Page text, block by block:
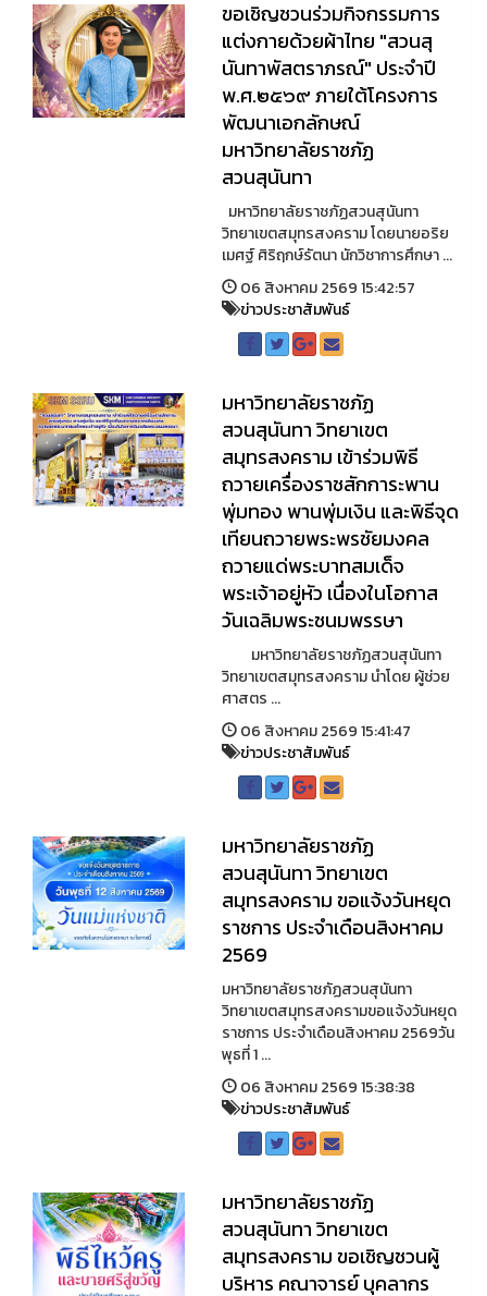
ขอเชิญชวนร่วมกิจกรรมการ
แต่งกายด้วยผ้าไทย "สวนสุ
นันทาพัสตราภรณ์" ประจำปี
พ.ศ.๒๕๖๙ ภายใต้โครงการ
พัฒนาเอกลักษณ์
มหาวิทยาลัยราชภัฏ
สวนสุนันทา
มหาวิทยาลัยราชภัฏสวนสุนันทา
วิทยาเขตสมุทรสงคราม โดยนายอริย
เมศฐ์ ศิริฤกษ์รัตนา นักวิชาการศึกษา ...
06 สิงหาคม 2569 15:42:57
ข่าวประชาสัมพันธ์
มหาวิทยาลัยราชภัฏ
สวนสุนันทา วิทยาเขต
สมุทรสงคราม เข้าร่วมพิธี
ถวายเครื่องราชสักการะพาน
พุ่มทอง พานพุ่มเงิน และพิธีจุด
เทียนถวายพระพรชัยมงคล
ถวายแด่พระบาทสมเด็จ
พระเจ้าอยู่หัว เนื่องในโอกาส
วันเฉลิมพระชนมพรรษา
มหาวิทยาลัยราชภัฏสวนสุนันทา
วิทยาเขตสมุทรสงคราม นำโดย ผู้ช่วย
ศาสตร ...
06 สิงหาคม 2569 15:41:47
ข่าวประชาสัมพันธ์
มหาวิทยาลัยราชภัฏ
สวนสุนันทา วิทยาเขต
สมุทรสงคราม ขอแจ้งวันหยุด
ราชการ ประจำเดือนสิงหาคม
2569
มหาวิทยาลัยราชภัฏสวนสุนันทา
วิทยาเขตสมุทรสงครามขอแจ้งวันหยุด
ราชการ ประจำเดือนสิงหาคม 2569วัน
พุธที่ 1 ...
06 สิงหาคม 2569 15:38:38
ข่าวประชาสัมพันธ์
มหาวิทยาลัยราชภัฏ
สวนสุนันทา วิทยาเขต
สมุทรสงคราม ขอเชิญชวนผู้
บริหาร คณาจารย์ บุคลากร